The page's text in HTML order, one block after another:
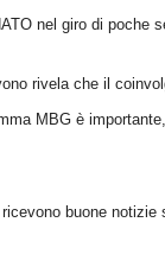
nel giro di poche
rivela che il
MBG è
ricevono buone notizie